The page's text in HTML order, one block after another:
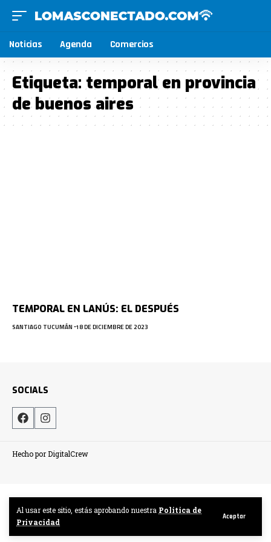
Al usar este sitio, estás aprobando nuestra Politica de
Privacidad
Aceptar
Noticias Agenda Comercios
Etiqueta:temporal en provincia
de buenos aires
TEMPORAL EN LANÚS: EL DESPUÉS
SANTIAGO TUCUMÁN 18 DE DICIEMBRE DE 2023
SOCIALS
Hecho por DigitalCrew